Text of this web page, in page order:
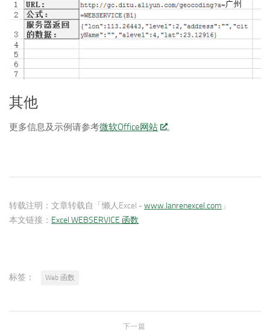
其他
更多信息及示例请参考微软Office网站 。
转载注明： 文章转载自「懒人Excel -www.lanrenexcel.com 」
本文链接： Excel WEBSERVICE 函数
标签： Web 函数
下一篇